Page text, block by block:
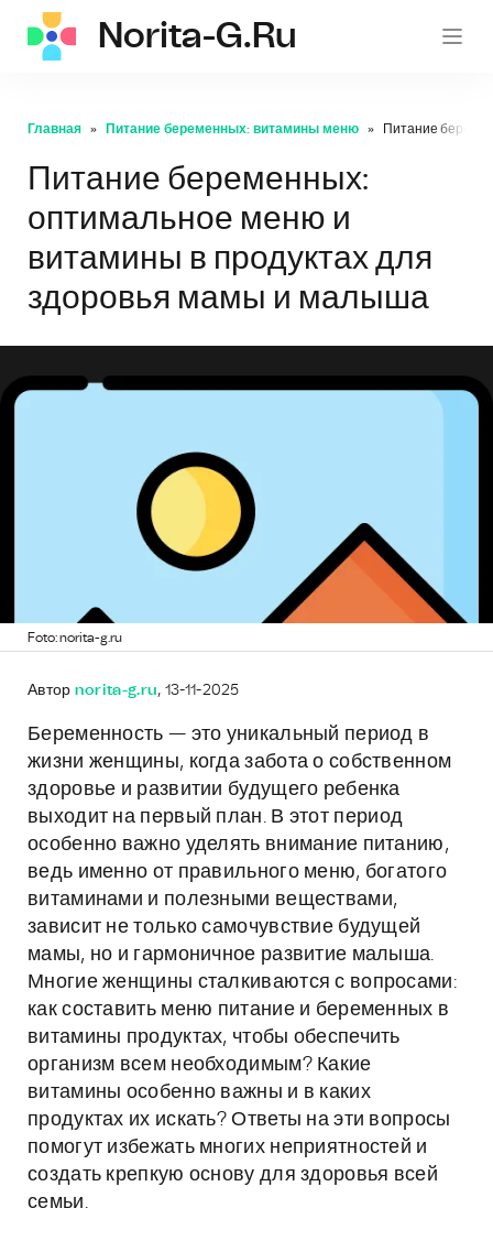
Norita-G.ru
Главная Питание беременных: витамины меню Питание
Питание беременных:
оптимальное меню и
витамины в продуктах для
здоровья мамы и малыша
Foto: norita-g.ru
Автор norita-g.ru, 13-11-2025
Беременность — это уникальный период в
жизни женщины, когда забота о собственном
здоровье и развитии будущего ребенка
выходит на первый план. В этот период
особенно важно уделять внимание питанию,
ведь именно от правильного меню, богатого
витаминами и полезными веществами,
зависит не только самочувствие будущей
мамы, но и гармоничное развитие малыша.
Многие женщины сталкиваются с вопросами:
как составить меню питание и беременных в
витамины продуктах, чтобы обеспечить
организм всем необходимым? Какие
витамины особенно важны и в каких
продуктах их искать? Ответы на эти вопросы
помогут избежать многих неприятностей и
создать крепкую основу для здоровья всей
семьи.